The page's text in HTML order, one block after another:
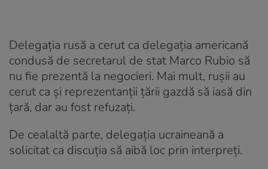
Delegația rusă a cerut ca delegația americană
condusă de secretarul de stat Marco Rubio să
nu fie prezentă la negocieri. Mai mult, rușii au
cerut ca și reprezentanții țării gazdă să iasă din
țară, dar au fost refuzați.
De cealaltă parte, delegația ucraineană a
solicitat ca discuția să aibă loc prin interpreți.